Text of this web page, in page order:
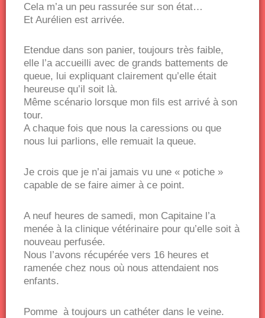
Cela m’a un peu rassurée sur son état…
Et Aurélien est arrivée.
Etendue dans son panier, toujours très faible,
elle l’a accueilli avec de grands battements de
queue, lui expliquant clairement qu’elle était
heureuse qu’il soit là.
Même scénario lorsque mon fils est arrivé à son
tour.
A chaque fois que nous la caressions ou que
nous lui parlions, elle remuait la queue.
Je crois que je n’ai jamais vu une « potiche »
capable de se faire aimer à ce point.
A neuf heures de samedi, mon Capitaine l’a
menée à la clinique vétérinaire pour qu’elle soit à
nouveau perfusée.
Nous l’avons récupérée vers 16 heures et
ramenée chez nous où nous attendaient nos
enfants.
Pomme à toujours un cathéter dans le veine.